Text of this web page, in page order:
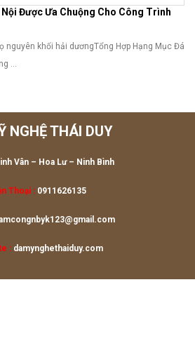
Nội Được Ưa Chuộng Cho Công Trình
nguyên khối hải dươngTổng Hợp Hạng Mục Đá
...
NGHỆ THÁI DUY
Vân – Hoa Lư – Ninh Bình
Thoại : 0911626135
:damynghethaiduy.com